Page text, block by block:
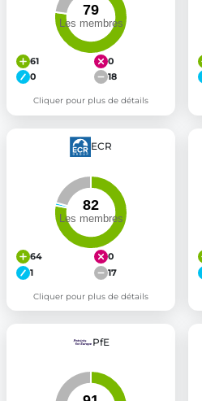
61
0
0
18
Cliquer pour plus de détails
ECR
64
0
1
17
Cliquer pour plus de détails
PfE